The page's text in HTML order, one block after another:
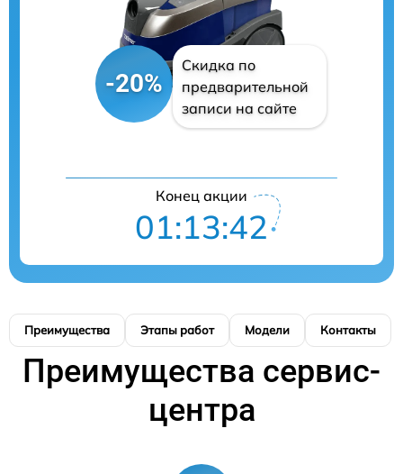
-20%
Скидка по
предварительной
записи на сайте
Конец акции
01:13:41
Преимущества Этапы работ Модели Контакты
Преимущества сервис-
центра